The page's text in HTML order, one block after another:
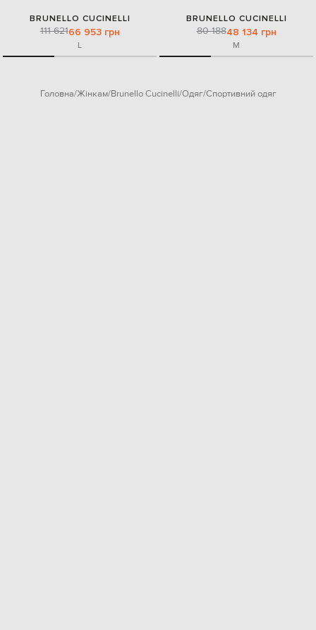
BRUNELLO CUCINELLI
111 62166 953 грн
L
BRUNELLO CUCINELLI
80 18848 134 грн
M
Головна Жінкам Brunello Cucinelli Одяг Спортивний одяг